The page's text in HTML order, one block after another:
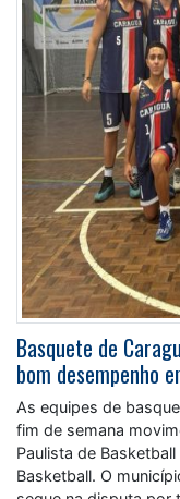
Basquete de
bom desempenho
As equipes de
fim de semana
Paulista de
Basketball. O